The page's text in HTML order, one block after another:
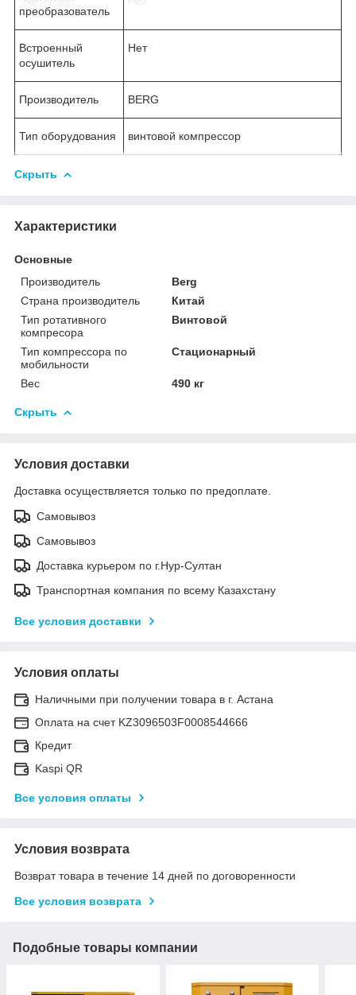
преобразователь
Встроенный
осушитель
Нет
Производитель BERG
Тип оборудования винтовой компрессор
Скрыть
Характеристики
Основные
Производитель
Berg
Страна производитель
Китай
Тип ротативного
компресора
Винтовой
Тип компрессора по
мобильности
Стационарный
Вес 490 кг
Скрыть
Условия доставки
Доставка осуществляется только по предоплате.
Самовывоз
Самовывоз
Доставка курьером по г.Нур-Султан
Транспортная компания по всему Казахстану
Все условия доставки
Условия оплаты
Наличными при получении товара в г. Астана
Оплата на счет KZ3096503F0008544666
Кредит
Kaspi QR
Все условия оплаты
Условия возврата
Возврат товара в течение 14 дней по договоренности
Все условия возврата
Подобные товары компании